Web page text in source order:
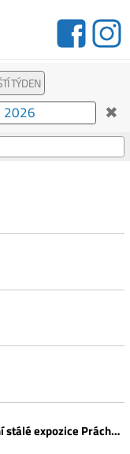
TÝDEN
✖
Expozice 33 – 33 let od otevření stálé expozice Prácheňského muzea